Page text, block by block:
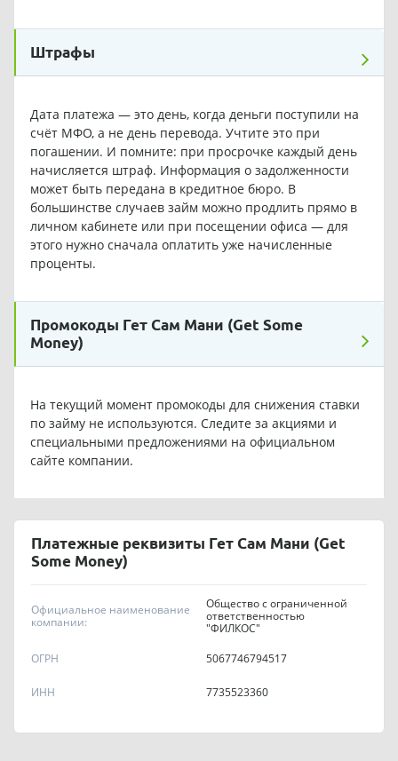
Штрафы
Дата платежа — это день, когда деньги поступили на
счёт МФО, а не день перевода. Учтите это при
погашении. И помните: при просрочке каждый день
начисляется штраф. Информация о задолженности
может быть передана в кредитное бюро. В
большинстве случаев займ можно продлить прямо в
личном кабинете или при посещении офиса — для
этого нужно сначала оплатить уже начисленные
проценты.
Промокоды Гет Сам Мани (Get Some
Money)
На текущий момент промокоды для снижения ставки
по займу не используются. Следите за акциями и
специальными предложениями на официальном
сайте компании.
Платежные реквизиты Гет Сам Мани (Get
Some Money)
Официальное наименование
компании:
Общество с ограниченной
ответственностью
"ФИЛКОС"
ОГРН
5067746794517
ИНН 7735523360